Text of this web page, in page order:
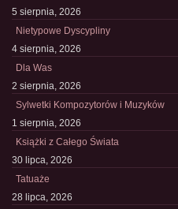
5 sierpnia, 2026
Nietypowe Dyscypliny
4 sierpnia, 2026
Dla Was
2 sierpnia, 2026
Sylwetki Kompozytorów i Muzyków
1 sierpnia, 2026
Książki z Całego Świata
30 lipca, 2026
Tatuaże
28 lipca, 2026